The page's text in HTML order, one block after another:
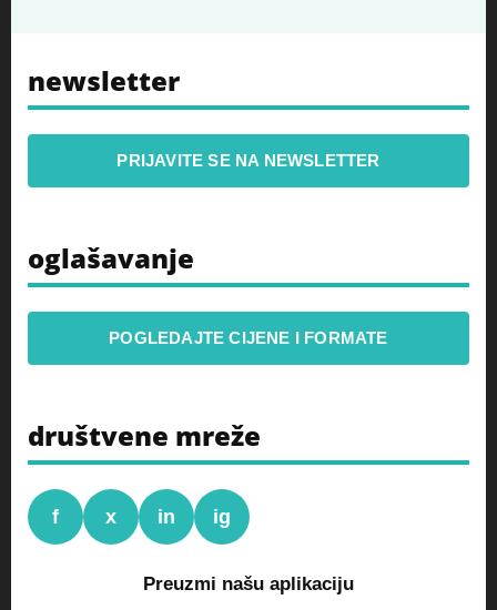
newsletter
PRIJAVITE SE NA NEWSLETTER
oglašavanje
POGLEDAJTE CIJENE I FORMATE
društvene mreže
f x in ig
Preuzmi našu aplikaciju